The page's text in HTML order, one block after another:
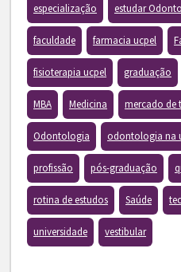
especialização estudar
faculdade farmacia ucpel
fisioterapia ucpel graduação
MBA Medicina mercado de
Odontologia odontologia na
profissão pós-graduação
rotina de estudos Saúde
universidade vestibular